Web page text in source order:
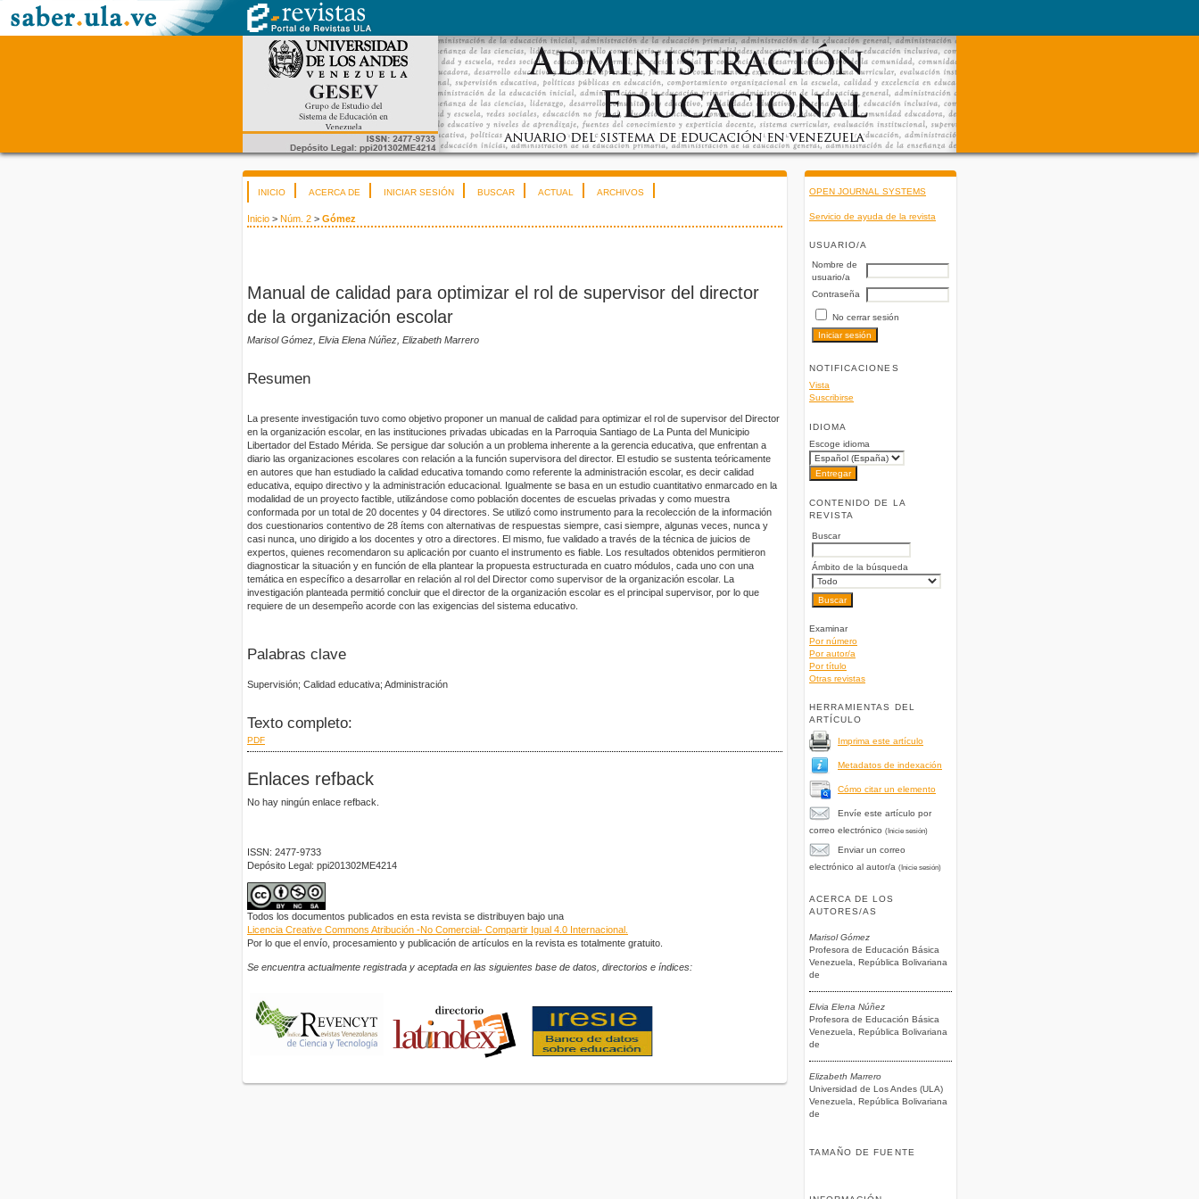
OPEN JOURNAL SYSTEMS
Servicio de ayuda de la revista
USUARIO/A
Nombre de
usuario/a
Contraseña
No cerrar sesión
NOTIFICACIONES
Vista
Suscribirse
IDIOMA
Escoge idioma
CONTENIDO DE LA
REVISTA
Buscar
Ámbito de la búsqueda
Examinar
Por número
Por autor/a
Por título
Otras revistas
HERRAMIENTAS DEL
ARTÍCULO
Imprima este artículo
Metadatos de indexación
Cómo citar un elemento
Envíe este artículo por
correo electrónico (Inicie sesión)
Enviar un correo
electrónico al autor/a (Inicie sesión)
ACERCA DE LOS
AUTORES/AS
Marisol Gómez
Profesora de Educación Básica
Venezuela, República Bolivariana
de
Elvia Elena Núñez
Profesora de Educación Básica
Venezuela, República Bolivariana
de
Elizabeth Marrero
Universidad de Los Andes (ULA)
Venezuela, República Bolivariana
de
TAMAÑO DE FUENTE
INICIO ACERCA DE INICIAR SESIÓN BUSCAR ACTUAL ARCHIVOS
Inicio > Núm. 2 > Gómez
Manual de calidad para optimizar el rol de supervisor del director
de la organización escolar
Marisol Gómez, Elvia Elena Núñez, Elizabeth Marrero
Resumen
La presente investigación tuvo como objetivo proponer un manual de calidad para optimizar el rol de supervisor del Director
en la organización escolar, en las instituciones privadas ubicadas en la Parroquia Santiago de La Punta del Municipio
Libertador del Estado Mérida. Se persigue dar solución a un problema inherente a la gerencia educativa, que enfrentan a
diario las organizaciones escolares con relación a la función supervisora del director. El estudio se sustenta teóricamente
en autores que han estudiado la calidad educativa tomando como referente la administración escolar, es decir calidad
educativa, equipo directivo y la administración educacional. Igualmente se basa en un estudio cuantitativo enmarcado en la
modalidad de un proyecto factible, utilizándose como población docentes de escuelas privadas y como muestra
conformada por un total de 20 docentes y 04 directores. Se utilizó como instrumento para la recolección de la información
dos cuestionarios contentivo de 28 ítems con alternativas de respuestas siempre, casi siempre, algunas veces, nunca y
casi nunca, uno dirigido a los docentes y otro a directores. El mismo, fue validado a través de la técnica de juicios de
expertos, quienes recomendaron su aplicación por cuanto el instrumento es fiable. Los resultados obtenidos permitieron
diagnosticar la situación y en función de ella plantear la propuesta estructurada en cuatro módulos, cada uno con una
temática en específico a desarrollar en relación al rol del Director como supervisor de la organización escolar. La
investigación planteada permitió concluir que el director de la organización escolar es el principal supervisor, por lo que
requiere de un desempeño acorde con las exigencias del sistema educativo.
Palabras clave
Supervisión; Calidad educativa; Administración
Texto completo:
PDF
Enlaces refback
No hay ningún enlace refback.
ISSN: 2477-9733
Depósito Legal: ppi201302ME4214
Todos los documentos publicados en esta revista se distribuyen bajo una
Licencia Creative Commons Atribución -No Comercial- Compartir Igual 4.0 Internacional.
Por lo que el envío, procesamiento y publicación de artículos en la revista es totalmente gratuito.
Se encuentra actualmente registrada y aceptada en las siguientes base de datos, directorios e índices: